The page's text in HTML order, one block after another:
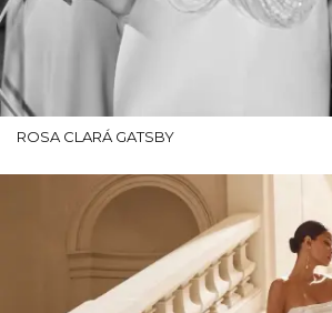
ROSA CLARÁ GATSBY